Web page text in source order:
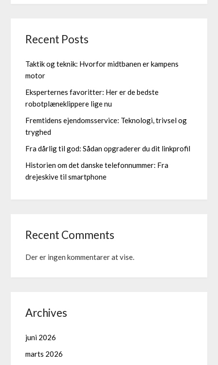
Recent Posts
Taktik og teknik: Hvorfor midtbanen er kampens
motor
Eksperternes favoritter: Her er de bedste
robotplæneklippere lige nu
Fremtidens ejendomsservice: Teknologi, trivsel og
tryghed
Fra dårlig til god: Sådan opgraderer du dit linkprofil
Historien om det danske telefonnummer: Fra
drejeskive til smartphone
Recent Comments
Der er ingen kommentarer at vise.
Archives
juni 2026
marts 2026